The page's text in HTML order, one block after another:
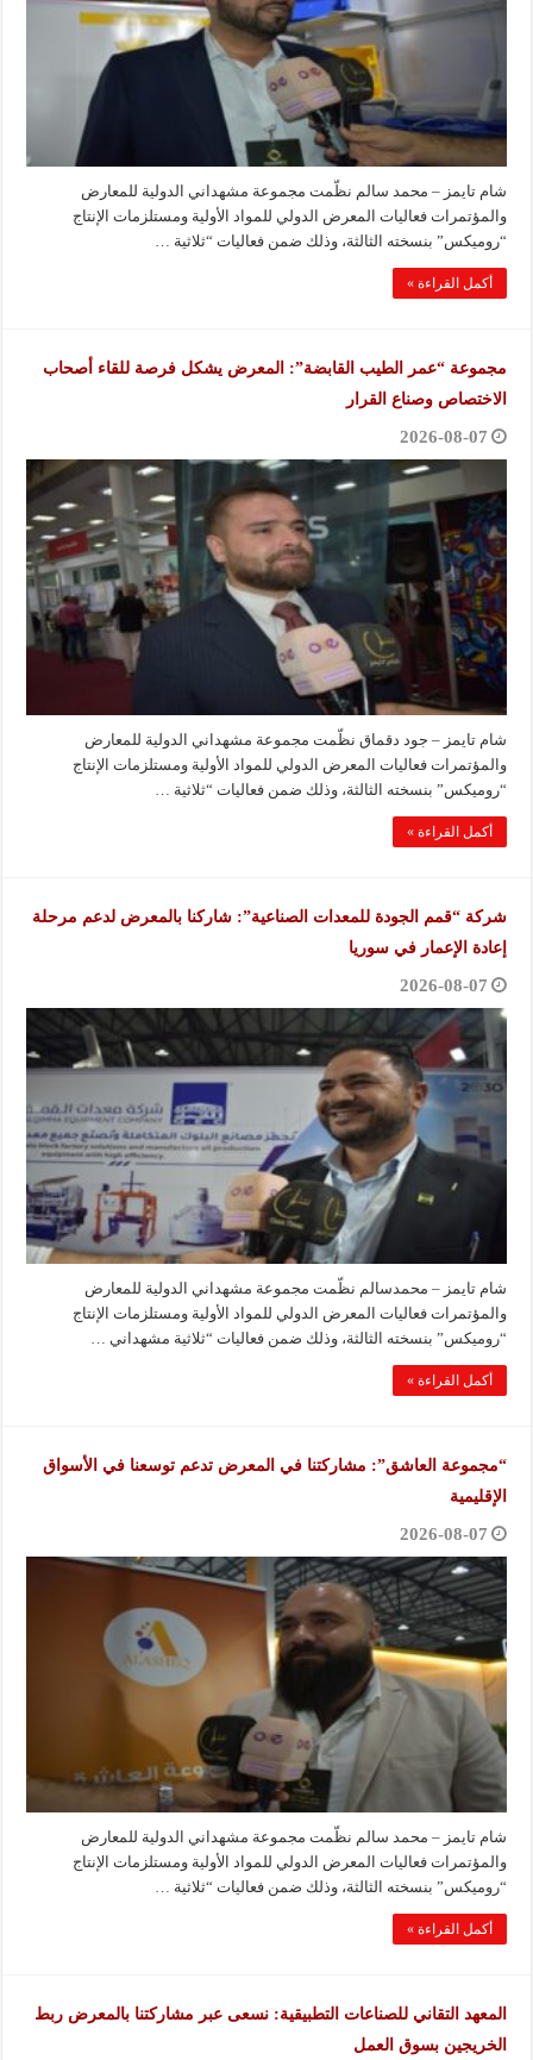
شام تايمز – محمد سالم نظّمت مجموعة مشهداني الدولية للمعارض
والمؤتمرات فعاليات المعرض الدولي للمواد الأولية ومستلزمات الإنتاج
“روميكس” بنسخته الثالثة، وذلك ضمن فعاليات “ثلاثية …
أكمل القراءة »
مجموعة “عمر الطيب القابضة”: المعرض يشكل فرصة للقاء أصحاب
الاختصاص وصناع القرار
2026-08-07
شام تايمز – جود دقماق نظّمت مجموعة مشهداني الدولية للمعارض
والمؤتمرات فعاليات المعرض الدولي للمواد الأولية ومستلزمات الإنتاج
“روميكس” بنسخته الثالثة، وذلك ضمن فعاليات “ثلاثية …
أكمل القراءة »
شركة “قمم الجودة للمعدات الصناعية”: شاركنا بالمعرض لدعم مرحلة
إعادة الإعمار في سوريا
2026-08-07
شام تايمز – محمدسالم نظّمت مجموعة مشهداني الدولية للمعارض
والمؤتمرات فعاليات المعرض الدولي للمواد الأولية ومستلزمات الإنتاج
“روميكس” بنسخته الثالثة، وذلك ضمن فعاليات “ثلاثية مشهداني …
أكمل القراءة »
“مجموعة العاشق”: مشاركتنا في المعرض تدعم توسعنا في الأسواق
الإقليمية
2026-08-07
شام تايمز – محمد سالم نظّمت مجموعة مشهداني الدولية للمعارض
والمؤتمرات فعاليات المعرض الدولي للمواد الأولية ومستلزمات الإنتاج
“روميكس” بنسخته الثالثة، وذلك ضمن فعاليات “ثلاثية …
أكمل القراءة »
المعهد التقاني للصناعات التطبيقية: نسعى عبر مشاركتنا بالمعرض ربط
الخريجين بسوق العمل